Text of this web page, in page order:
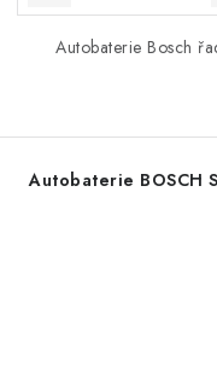
Autobaterie Bosch
Autobaterie BOSCH